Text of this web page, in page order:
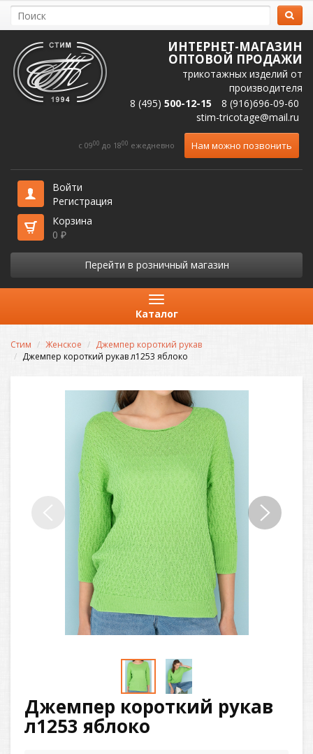
ИНТЕРНЕТ-МАГАЗИН
ОПТОВОЙ ПРОДАЖИ
трикотажных изделий от
производителя
8 (495) 500-12-15
8 (916)696-09-60
stim-tricotage@mail.ru
c 0900 до 1800 ежедневно Нам можно позвонить
Войти
Регистрация
Корзина
0 ₽
Перейти в розничный магазин
Каталог
Стим Женское
Джемпер короткий рукав
Джемпер короткий рукав л1253 яблоко
Джемпер короткий рукав
л1253 яблоко